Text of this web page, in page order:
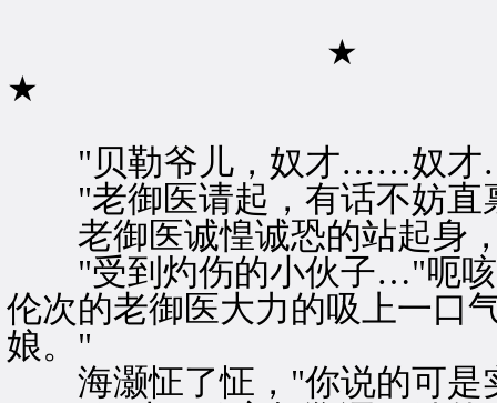
★
★
"贝勒爷儿，奴才……奴
"老御医请起，有话不妨直
老御医诚惶诚恐的站起身，
"受到灼伤的小伙子…"呃
伦次的老御医大力的吸上一口
娘。"
海灏怔了怔，"你说的可是